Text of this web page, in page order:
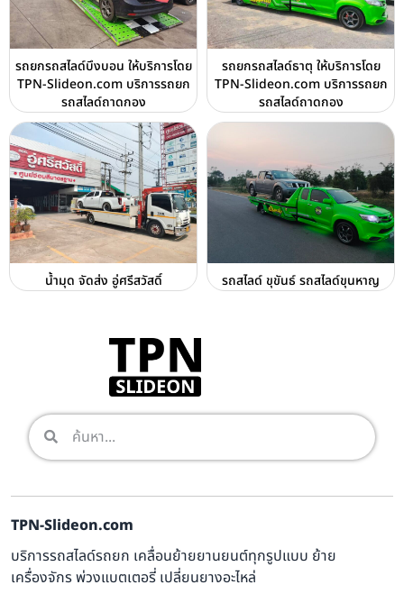
รถยกรถสไลด์บึงบอน ให้บริการโดย
TPN-Slideon.com บริการรถยก
รถสไลด์ถาดกอง
รถยกรถสไลด์ธาตุ ให้บริการโดย
TPN-Slideon.com บริการรถยก
รถสไลด์ถาดกอง
น้ำมุด จัดส่ง อู่ศรีสวัสดิ์ รถสไลด์ ขุขันธ์ รถสไลด์ขุนหาญ
TPN-Slideon.com
บริการรถสไลด์รถยก เคลื่อนย้ายยานยนต์ทุกรูปแบบ ย้าย
เครื่องจักร พ่วงแบตเตอรี่ เปลี่ยนยางอะไหล่